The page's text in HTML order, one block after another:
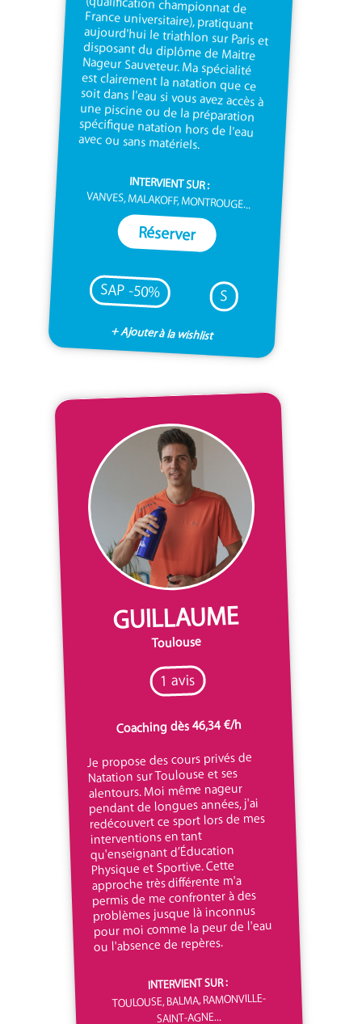
avec ou sans matériels.
INTERVIENT SUR :
VANVES, MALAKOFF, MONTROUGE...
Réserver
SAP -50% S
+ Ajouter à la wishlist
GUILLAUME
Toulouse
1 avis
Coaching dès 46,34 €/h
Je propose des cours privés de
Natation sur Toulouse et ses
alentours. Moi même nageur
pendant de longues années, j'ai
redécouvert ce sport lors de mes
interventions en tant
qu'enseignant d’Éducation
Physique et Sportive. Cette
approche très différente m'a
permis de me confronter à des
problèmes jusque là inconnus
pour moi comme la peur de l'eau
ou l'absence de repères.
INTERVIENT SUR :
TOULOUSE, BALMA, RAMONVILLE-
SAINT-AGNE...